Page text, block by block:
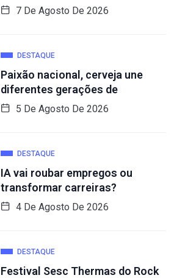
7 De Agosto De 2026
DESTAQUE
Paixão nacional, cerveja une
diferentes gerações de
5 De Agosto De 2026
DESTAQUE
IA vai roubar empregos ou
transformar carreiras?
4 De Agosto De 2026
DESTAQUE
Festival Sesc Thermas do Rock